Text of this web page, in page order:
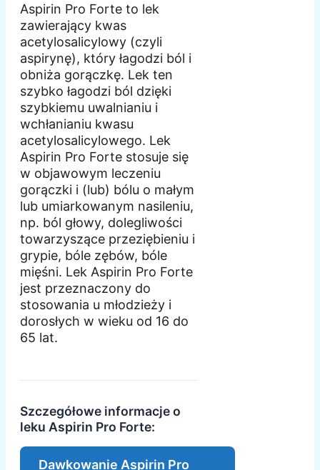
Aspirin Pro Forte to lek
zawierający kwas
acetylosalicylowy (czyli
aspirynę), który łagodzi ból i
obniża gorączkę. Lek ten
szybko łagodzi ból dzięki
szybkiemu uwalnianiu i
wchłanianiu kwasu
acetylosalicylowego. Lek
Aspirin Pro Forte stosuje się
w objawowym leczeniu
gorączki i (lub) bólu o małym
lub umiarkowanym nasileniu,
np. ból głowy, dolegliwości
towarzyszące przeziębieniu i
grypie, bóle zębów, bóle
mięśni. Lek Aspirin Pro Forte
jest przeznaczony do
stosowania u młodzieży i
dorosłych w wieku od 16 do
65 lat.
Szczegółowe informacje o
leku Aspirin Pro Forte:
Dawkowanie Aspirin Pro